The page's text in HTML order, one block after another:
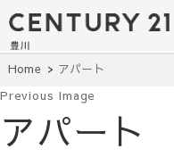
豊田市の中古
住宅・土地・
リノベ物件探
し｜センチュ
リー21豊川
建て・土地探しはセンチュリー21豊
川へ。豊田市内の最新物件情報を随
時更新中！駅近、建築条件無し、ペ
ット可、学区別など、お客様のこだ
単検索。
Home アパート
Previous Image
アパート